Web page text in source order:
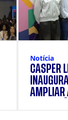
Notícia
CÁSPER
AMPLIAR